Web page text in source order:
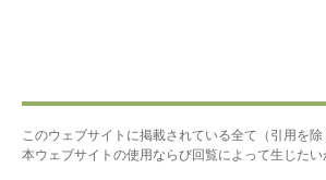
このウェブサイトに掲載されている全て（引用を
本ウェブサイトの使用ならび回覧によって生じた